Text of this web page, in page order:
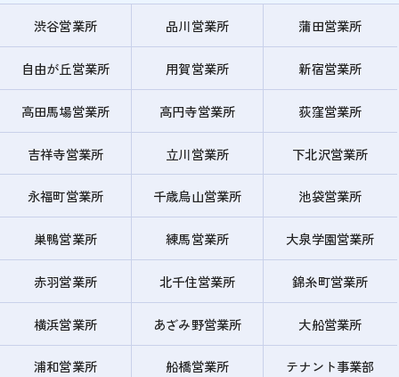
渋谷営業所 品川営業所 蒲田営業所
自由が丘営業所 用賀営業所 新宿営業所
高田馬場営業所 高円寺営業所 荻窪営業所
吉祥寺営業所 立川営業所 下北沢営業所
永福町営業所 千歳烏山営業所 池袋営業所
巣鴨営業所 練馬営業所 大泉学園営業所
赤羽営業所 北千住営業所 錦糸町営業所
横浜営業所 あざみ野営業所 大船営業所
浦和営業所 船橋営業所 テナント事業部